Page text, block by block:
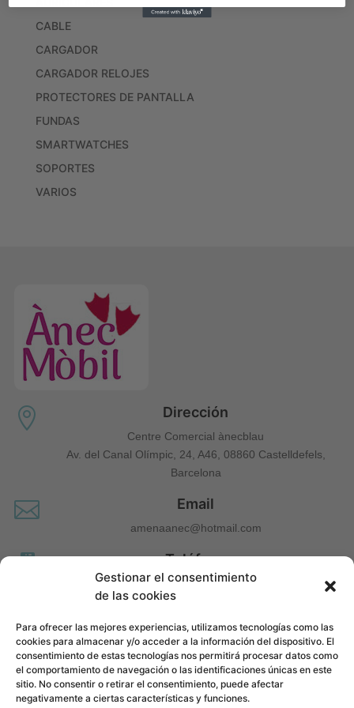
Gestionar el consentimiento
de las cookies
Para ofrecer las mejores experiencias, utilizamos tecnologías como las
cookies para almacenar y/o acceder a la información del dispositivo. El
consentimiento de estas tecnologías nos permitirá procesar datos como
el comportamiento de navegación o las identificaciones únicas en este
sitio. No consentir o retirar el consentimiento, puede afectar
negativamente a ciertas características y funciones.
CABLE
CARGADOR
CARGADOR RELOJES
PROTECTORES DE PANTALLA
FUNDAS
SMARTWATCHES
SOPORTES
VARIOS
 Dirección
Centre Comercial ànecblau
Av. del Canal Olímpic, 24, A46, 08860 Castelldefels,
Barcelona
 Email
amenaanec@hotmail.com
 Teléfono
660 677 963